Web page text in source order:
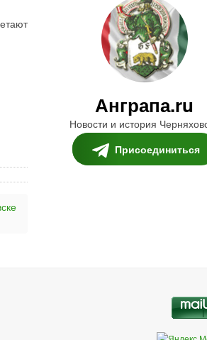
Анграпа.ru
Новости и история
Присоединиться